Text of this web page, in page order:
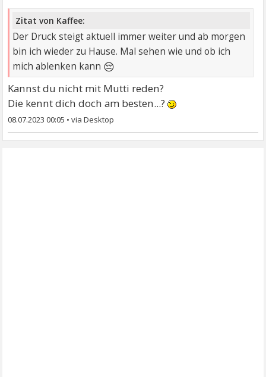
Zitat von Kaffee:
Der Druck steigt aktuell immer weiter und ab morgen
bin ich wieder zu Hause. Mal sehen wie und ob ich
mich ablenken kann 😔
Kannst du nicht mit Mutti reden?
Die kennt dich doch am besten...?
08.07.2023 00:05 •